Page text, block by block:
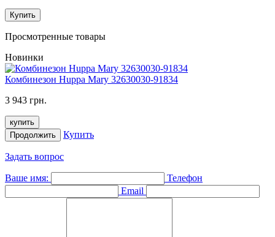
Купить
Просмотренные товары
Новинки
Комбинезон Huppa Mary 32630030-91834
3 943 грн.
купить
Продолжить
Купить
Задать вопрос
Ваше имя:
Телефон
Email